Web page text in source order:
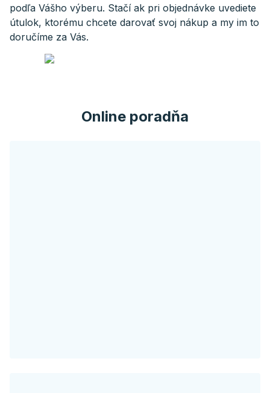
podľa Vášho výberu. Stačí ak pri objednávke uvediete
útulok, ktorému chcete darovať svoj nákup a my im to
doručíme za Vás.
Online poradňa